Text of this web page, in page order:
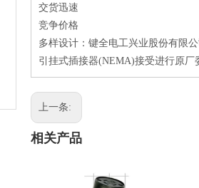
交货迅速
竞争价格
多样设计：键全电工兴业股份有限
引挂式插接器(NEMA)接受进行原厂
上一条:
相关产品